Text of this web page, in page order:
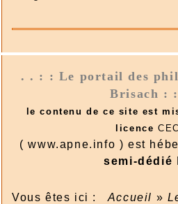
. . : : Le portail des
Brisach :
le contenu de ce site est
licence
( www.apne.info ) est
semi-dédié
Vous êtes ici : Accueil »